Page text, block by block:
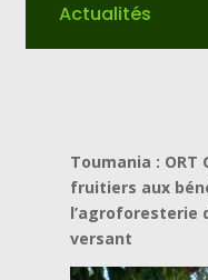
Actualités
Toumania :
fruitiers aux
l’agroforesterie
versant